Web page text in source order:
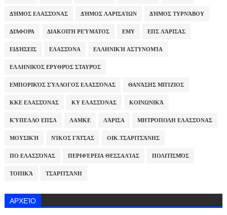
ΔΉΜΟΣ ΕΛΑΣΣΌΝΑΣ ΔΉΜΟΣ ΛΑΡΙΣΑΊΩΝ ΔΉΜΟΣ ΤΥΡΝΆΒΟΥ
ΔΙΆΦΟΡΑ ΔΙΑΚΟΠΉ ΡΕΎΜΑΤΟΣ ΕΜΥ ΕΠΣ ΛΆΡΙΣΑΣ
ΕΙΔΉΣΕΙΣ ΕΛΑΣΣΌΝΑ ΕΛΛΗΝΙΚΉ ΑΣΤΥΝΟΜΊΑ
ΕΛΛΗΝΙΚΌΣ ΕΡΥΘΡΌΣ ΣΤΑΥΡΌΣ
ΕΜΠΟΡΙΚΌΣ ΣΎΛΛΟΓΟΣ ΕΛΑΣΣΌΝΑΣ ΘΑΝΆΣΗΣ ΜΠΊΖΙΟΣ
ΚΚΕ ΕΛΑΣΣΌΝΑΣ ΚΥ ΕΛΑΣΣΌΝΑΣ ΚΟΙΝΩΝΙΚΆ
ΚΎΠΕΛΛΟ ΕΠΣΛ ΛΑΜΚΕ ΛΆΡΙΣΑ ΜΗΤΡΌΠΟΛΗ ΕΛΑΣΣΌΝΑΣ
ΜΟΥΣΙΚΉ ΝΊΚΟΣ ΓΆΤΣΑΣ ΟΙΚ.ΤΣΑΡΙΤΣΆΝΗΣ
ΠΟ ΕΛΑΣΣΌΝΑΣ ΠΕΡΙΦΈΡΕΙΑ ΘΕΣΣΑΛΊΑΣ ΠΟΛΙΤΙΣΜΌΣ
ΤΟΠΙΚΆ ΤΣΑΡΙΤΣΆΝΗ
ΑΡΧΕΊΟ